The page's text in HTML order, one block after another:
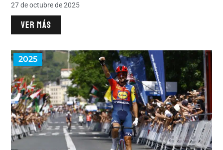
27 de octubre de 2025
VER MÁS
2025